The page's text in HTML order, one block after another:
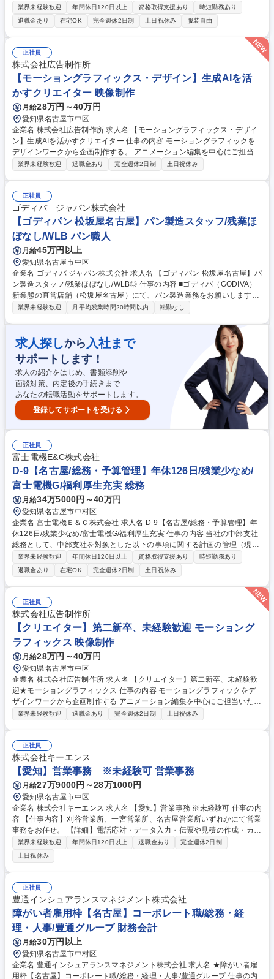
等を担当。顧客業務に深く入り込み、課題抽出から改善提案、システム全
体の課題解決まで推進します。 ■顧客向け機器導入、試験調整 ■障害対
応、定期点検、予兆提案保守 ■顧客の現場改善や課題解決提案 ■社内外関
係者との連携、調整 ■現場プロセス改善や保守品質向上 ※建物の加工/改
変等なし 【仕事の魅力】官公庁、自治体、警察、交通等の社会インフラ領
域を支える顧客に近い立場で、フィールドサポート経験を活かせます。現
場起点で課題を捉え、システム全体の改善へ踏み込めます。 募集職種
【名古屋】フィールドサービスエンジニア ※WEB面接可
業界未経験歓迎 年間休日120日以上 資格取得支援あり
時短勤務あり
退職金あり
在宅OK 完全週休2日制 土日祝休み 服装自由
正社員
株式会社広告制作所
【モーショングラフィックス・デザイン】生成AIを活
かすクリエイター 映像制作
月給28万円～40万円
愛知県名古屋市中区
企業名 株式会社広告制作所 求人名 【モーショングラフィックス・デザイ
ン】生成AIを活かすクリエイター 仕事の内容 モーショングラフィックを
デザインワークから企画制作する。 アニメーション編集を中心にご担当い
ただきます。 使用ツールは、After Effects CC、Premiere Pro、Cinema4
ン広告など、幅広いクリエイティブ制作です。 業務変更の範囲：当社業務
全般 募集職種 【モーショングラフィックス・デザイン】生成AIを活かす
クリエイター
業界未経験歓迎 退職金あり 完全週休2日制 土日祝休み
正社員
ゴディバ ジャパン株式会社
【ゴディパン 松坂屋名古屋】パン製造スタッフ/残業ほ
ぼなし/WLB パン職人
月給45万円以上
愛知県名古屋市中区
企業名 ゴディバ ジャパン株式会社 求人名 【ゴディパン 松坂屋名古屋】パ
ン製造スタッフ/残業ほぼなし/WLB◎ 仕事の内容 ■ゴディバ（GODIVA）
新業態の直営店舗（松坂屋名古屋）にて、パン製造業務をお願いします。
業務の流れやコツはイチから丁寧に教えますので、安心してご就業できま
焼き上げ ■商品の梱包、品出し、陳列 ■店内の飾りつけ、売り場作り など
ゴディバの新業態である当店は、充実した設備のキッチンを備えています
ので、出来立ての商品が楽しめることはもちろんのこと、その場で作り上
げる商品の数々はとても魅力的です。 募集職種 【ゴディパン 松坂屋名古
屋】パン製造スタッフ/残業ほぼなし/WLB◎
業界未経験歓迎 月平均残業時間20時間以内 転勤なし
求人探しから 入社まで
サポートします！
求人の紹介をはじめ、書類添削や
面談対策、内定後の手続きまで
あなたの転職活動をサポートします。
登録してサポートを受ける
正社員
富士電機E&C株式会社
D-9【名古屋/総務・予算管理】年休126日/残業少なめ/
富士電機G/福利厚生充実 総務
月給34万5000円～40万円
愛知県名古屋市中村区
企業名 富士電機Ｅ＆Ｃ株式会社 求人名 D-9【名古屋/総務・予算管理】年
休126日/残業少なめ/富士電機G/福利厚生充実 仕事の内容 当社の中部支社
総務として、中部支社を対象とした以下の事項に関する計画の管理（現状
の検証、企画、立案、取り組みの推進）を一貫してお任せします。ご経験
や適性に応じて幅広くお任せしていく予定です。 ◆予算管理・経理業務
（※全社の財務経理部は本社にあるため、中部支社に限定）：予算管理、
予算実績報告書、売上管理、会議資料作成、統計資料作成、各種書類作成
（会議資料・議事録など）、データ入力、経費精算関連業務、預金管理、
振込業務 ◆総務業務：固定資産管理、勤怠管理、社内イベントの企画・運
営、社内会議運営、備品管理（社用PC・名刺等）、電話・来客対応、マ
ニュアル資料作成 募集職種 D-9【名古屋/総務・予算管理】年休126日/残
業少なめ/富士電機G/福利厚生充実
業界未経験歓迎 年間休日120日以上 資格取得支援あり
時短勤務あり
退職金あり
在宅OK 完全週休2日制 土日祝休み
正社員
株式会社広告制作所
【クリエイター】第二新卒、未経験歓迎 モーショング
ラフィックス 映像制作
月給28万円～40万円
愛知県名古屋市中区
企業名 株式会社広告制作所 求人名 【クリエイター】第二新卒、未経験歓
迎★モーショングラフィックス 仕事の内容 モーショングラフィックをデ
ザインワークから企画制作する アニメーション編集を中心にご担当いただ
きます。 使用ツールは、After Effects CC、Premiere Pro、Cinema4Dに
告など、幅広いクリエイティブ制作です。 業務変更の範囲：当社業務全般
募集職種 【クリエイター】第二新卒、未経験歓迎★モーショングラフィッ
クス
業界未経験歓迎 退職金あり 完全週休2日制 土日祝休み
正社員
株式会社キーエンス
【愛知】営業事務 ※未経験可 営業事務
月給27万9000円～28万1000円
愛知県名古屋市中区
企業名 株式会社キーエンス 求人名 【愛知】営業事務 ※未経験可 仕事の内
容 【仕事内容】刈谷営業所、一宮営業所、名古屋営業所いずれかにて営業
事務をお任せ。 【詳細】電話応対・データ入力・伝票や見積の作成・カタ
ログ送付・来客対応・営業所内で発生する事務業務や業務改善をお任せ。
【教育制度】ご入社後、育成担当とペアになりながらOJTにて業務を覚え
ていただくことが可能です。業務システムがきちんと構築されているた
め、スムーズに仕事に慣れることができる環境です。また、「チームで成
果を出す文化」があり、良いやり方を積極的に共有しながら常に改善を目
指す風土のため、安心して業務に取り組んでいただけます。 募集職種
【愛知】営業事務 ※未経験可
業界未経験歓迎 年間休日120日以上 退職金あり
完全週休2日制
土日祝休み
正社員
豊通インシュアランスマネジメント株式会社
障がい者雇用枠【名古屋】コーポレート職/総務・経
理・人事/豊通グループ 財務会計
月給30万円以上
愛知県名古屋市中村区
企業名 豊通インシュアランスマネジメント株式会社 求人名 ★障がい者雇
用枠【名古屋】コーポレート職/総務・経理・人事/豊通グループ 仕事の内